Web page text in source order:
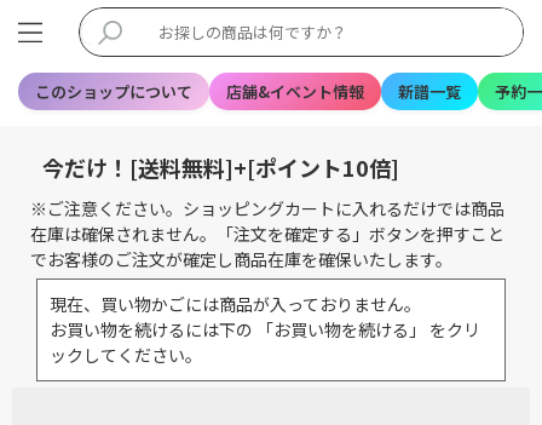
このショップについて 店舗&イベント情報 新譜一覧 予約
今だけ！[送料無料]+[ポイント10倍]
※ご注意ください。ショッピングカートに入れるだけでは商品
在庫は確保されません。「注文を確定する」ボタンを押すこと
でお客様のご注文が確定し商品在庫を確保いたします。
現在、買い物かごには商品が入っておりません。
お買い物を続けるには下の 「お買い物を続ける」 をクリ
ックしてください。